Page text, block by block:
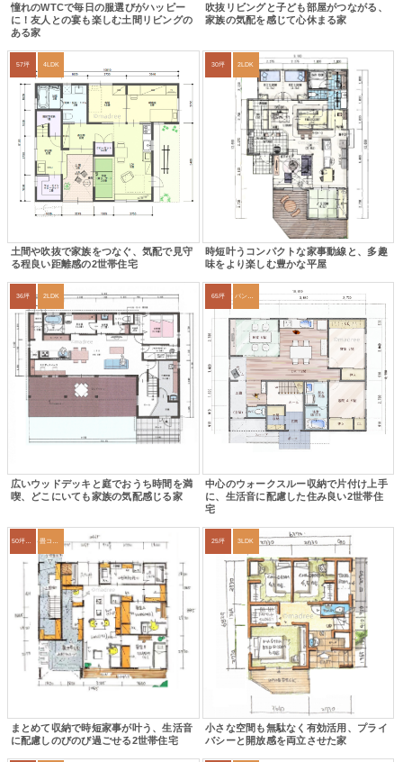
憧れのWTCで毎日の服選びがハッピー
に！友人との宴も楽しむ土間リビングの
ある家
吹抜リビングと子ども部屋がつながる、
家族の気配を感じて心休まる家
57坪 4LDK
土間や吹抜で家族をつなぐ、気配で見守
る程良い距離感の2世帯住宅
30坪 2LDK
時短叶うコンパクトな家事動線と、多趣
味をより楽しむ豊かな平屋
36坪 2LDK
広いウッドデッキと庭でおうち時間を満
喫、どこにいても家族の気配感じる家
65坪 パントリー
中心のウォークスルー収納で片付け上手
に、生活音に配慮した住み良い2世帯住
宅
まとめて収納で時短家事が叶う、生活音
に配慮しのびのび過ごせる2世帯住宅
25坪 3LDK
小さな空間も無駄なく有効活用、プライ
バシーと開放感を両立させた家